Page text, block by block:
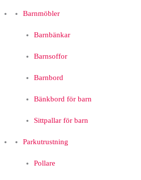
Barnmöbler
Barnbänkar
Barnsoffor
Barnbord
Bänkbord för barn
Sittpallar för barn
Parkutrustning
Pollare